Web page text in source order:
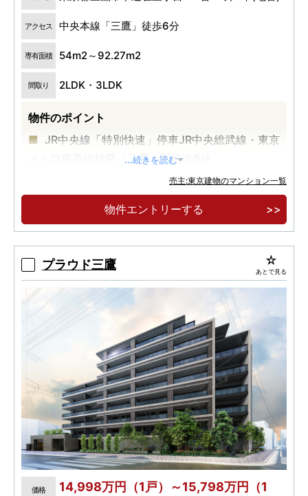
アクセス 中央本線「三鷹」徒歩6分
専有面積 54m2～92.27m2
間取り 2LDK・3LDK
物件のポイント
JR中央線「特別快速」停車JR中央総武線・東京
メトロ東西線始発「三鷹」駅徒歩6分
角住戸率100％（販売住戸）2LDK～3LDKゆと
りある生活を実現できるプレミアムプラン
...続きを読む
売主:東京建物のマンション一覧
物件エントリーする
プラウド三鷹 あとで見る
価格
14,998万円（1戸）～15,798万円（1